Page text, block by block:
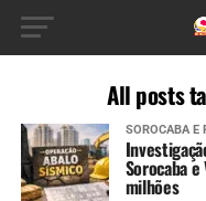
All posts
SOROCABA E
Sorocaba
milhões